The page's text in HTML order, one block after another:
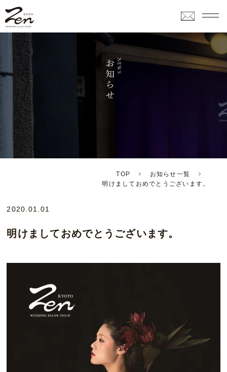
TOP
お知らせ一覧
明けましておめでとうございます。
2020.01.01
明けましておめでとうございます。